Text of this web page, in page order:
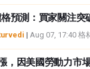
預測：買家關注突
| Aug 07, 17:40 格
，因美國勞動力市